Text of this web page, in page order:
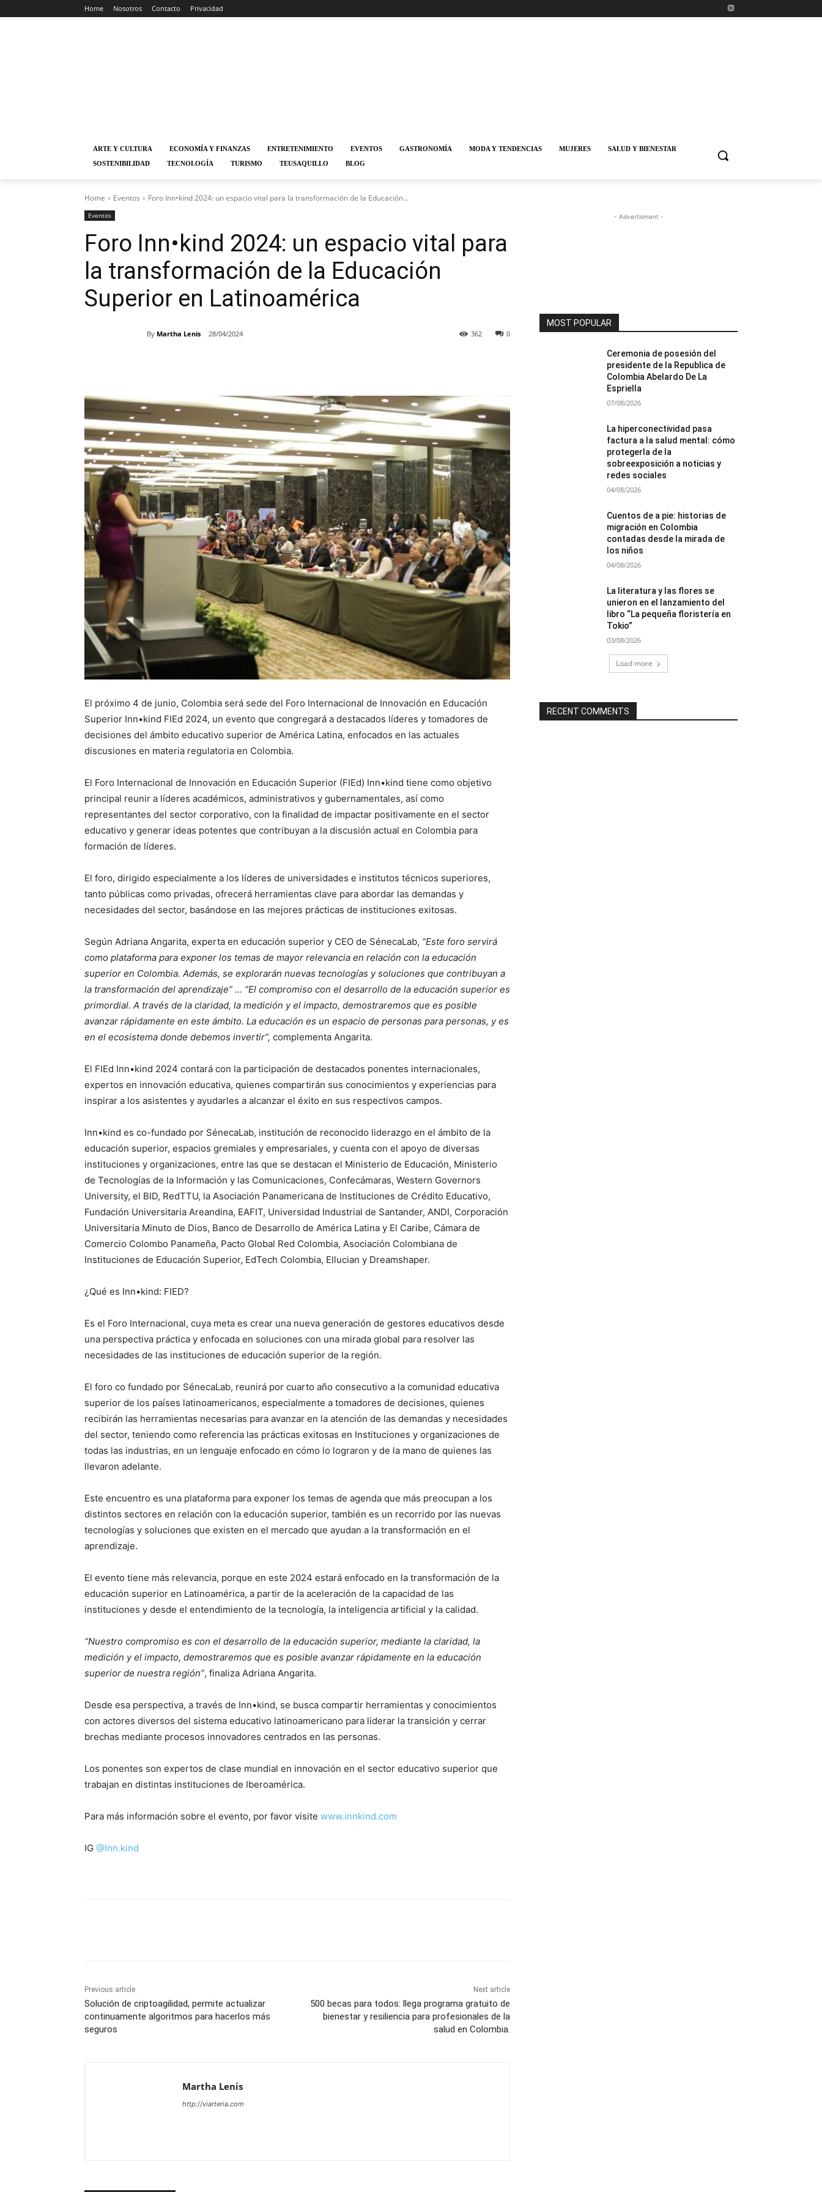
Home Nosotros Contacto Privacidad
ARTE Y CULTURA ECONOMÍA Y FINANZAS ENTRETENIMIENTO EVENTOS GASTRONOMÍA MODA Y TENDENCIAS MUJERES
SALUD Y BIENESTAR
SOSTENIBILIDAD
TECNOLOGÍA TURISMO TEUSAQUILLO BLOG
Home Eventos Foro Inn•kind 2024: un espacio vital para la transformación de la Educación...
Eventos
Foro Inn•kind 2024: un espacio vital para
la transformación de la Educación
Superior en Latinoamérica
By Martha Lenis 28/04/2024 0
362
El próximo 4 de junio, Colombia será sede del Foro Internacional de Innovación en Educación
Superior Inn•kind FIEd 2024, un evento que congregará a destacados líderes y tomadores de
decisiones del ámbito educativo superior de América Latina, enfocados en las actuales
discusiones en materia regulatoria en Colombia.
El Foro Internacional de Innovación en Educación Superior (FIEd) Inn•kind tiene como objetivo
principal reunir a líderes académicos, administrativos y gubernamentales, así como
representantes del sector corporativo, con la finalidad de impactar positivamente en el sector
educativo y generar ideas potentes que contribuyan a la discusión actual en Colombia para
formación de líderes.
El foro, dirigido especialmente a los líderes de universidades e institutos técnicos superiores,
tanto públicas como privadas, ofrecerá herramientas clave para abordar las demandas y
necesidades del sector, basándose en las mejores prácticas de instituciones exitosas.
Según Adriana Angarita, experta en educación superior y CEO de SénecaLab, “Este foro servirá
como plataforma para exponer los temas de mayor relevancia en relación con la educación
superior en Colombia. Además, se explorarán nuevas tecnologías y soluciones que contribuyan a
la transformación del aprendizaje” … “El compromiso con el desarrollo de la educación superior es
primordial. A través de la claridad, la medición y el impacto, demostraremos que es posible
avanzar rápidamente en este ámbito. La educación es un espacio de personas para personas, y es
en el ecosistema donde debemos invertir”, complementa Angarita.
El FIEd Inn•kind 2024 contará con la participación de destacados ponentes internacionales,
expertos en innovación educativa, quienes compartirán sus conocimientos y experiencias para
inspirar a los asistentes y ayudarles a alcanzar el éxito en sus respectivos campos.
Inn•kind es co-fundado por SénecaLab, institución de reconocido liderazgo en el ámbito de la
educación superior, espacios gremiales y empresariales, y cuenta con el apoyo de diversas
instituciones y organizaciones, entre las que se destacan el Ministerio de Educación, Ministerio
de Tecnologías de la Información y las Comunicaciones, Confecámaras, Western Governors
University, el BID, RedTTU, la Asociación Panamericana de Instituciones de Crédito Educativo,
Fundación Universitaria Areandina, EAFIT, Universidad Industrial de Santander, ANDI, Corporación
Universitaria Minuto de Dios, Banco de Desarrollo de América Latina y El Caribe, Cámara de
Comercio Colombo Panameña, Pacto Global Red Colombia, Asociación Colombiana de
Instituciones de Educación Superior, EdTech Colombia, Ellucian y Dreamshaper.
¿Qué es Inn•kind: FIED?
Es el Foro Internacional, cuya meta es crear una nueva generación de gestores educativos desde
una perspectiva práctica y enfocada en soluciones con una mirada global para resolver las
necesidades de las instituciones de educación superior de la región.
El foro co fundado por SénecaLab, reunirá por cuarto año consecutivo a la comunidad educativa
superior de los países latinoamericanos, especialmente a tomadores de decisiones, quienes
recibirán las herramientas necesarias para avanzar en la atención de las demandas y necesidades
del sector, teniendo como referencia las prácticas exitosas en Instituciones y organizaciones de
todas las industrias, en un lenguaje enfocado en cómo lo lograron y de la mano de quienes las
llevaron adelante.
Este encuentro es una plataforma para exponer los temas de agenda que más preocupan a los
distintos sectores en relación con la educación superior, también es un recorrido por las nuevas
tecnologías y soluciones que existen en el mercado que ayudan a la transformación en el
aprendizaje.
El evento tiene más relevancia, porque en este 2024 estará enfocado en la transformación de la
educación superior en Latinoamérica, a partir de la aceleración de la capacidad de las
instituciones y desde el entendimiento de la tecnología, la inteligencia artificial y la calidad.
“Nuestro compromiso es con el desarrollo de la educación superior, mediante la claridad, la
medición y el impacto, demostraremos que es posible avanzar rápidamente en la educación
superior de nuestra región”, finaliza Adriana Angarita.
Desde esa perspectiva, a través de Inn•kind, se busca compartir herramientas y conocimientos
con actores diversos del sistema educativo latinoamericano para liderar la transición y cerrar
brechas mediante procesos innovadores centrados en las personas.
Los ponentes son expertos de clase mundial en innovación en el sector educativo superior que
trabajan en distintas instituciones de Iberoamérica.
Para más información sobre el evento, por favor visite www.innkind.com
IG @Inn.kind
Previous article
Solución de criptoagilidad, permite actualizar
continuamente algoritmos para hacerlos más
seguros
Next article
500 becas para todos: llega programa gratuito de
bienestar y resiliencia para profesionales de la
salud en Colombia.
Martha Lenis
http://viarteria.com
- Advertisment -
MOST POPULAR
Ceremonia de posesión del
presidente de la Republica de
Colombia Abelardo De La
Espriella
07/08/2026
La hiperconectividad pasa
factura a la salud mental: cómo
protegerla de la
sobreexposición a noticias y
redes sociales
04/08/2026
Cuentos de a pie: historias de
migración en Colombia
contadas desde la mirada de
los niños
04/08/2026
La literatura y las flores se
unieron en el lanzamiento del
libro “La pequeña floristería en
Tokio”
03/08/2026
Load more
RECENT COMMENTS